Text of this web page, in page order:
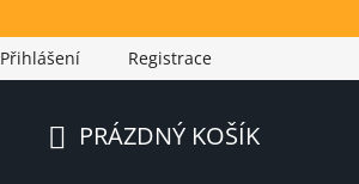
Přihlášení Registrace
PRÁZDNÝ KOŠÍK